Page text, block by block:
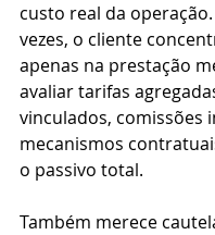
custo real da
vezes, o cliente
apenas na prestação
avaliar tarifas
vinculados, comissões
mecanismos
o passivo total.
Também merece